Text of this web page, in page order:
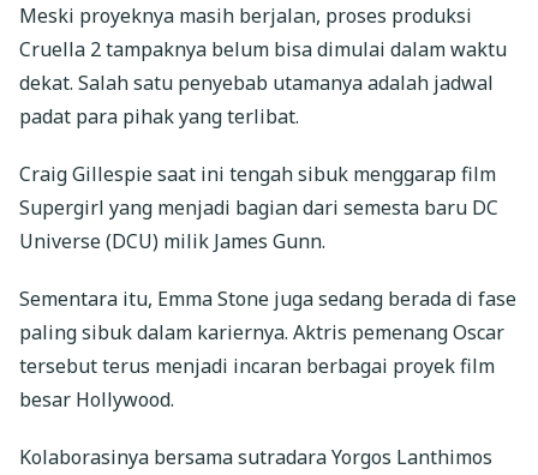
Meski proyeknya masih berjalan, proses produksi
Cruella 2 tampaknya belum bisa dimulai dalam waktu
dekat. Salah satu penyebab utamanya adalah jadwal
padat para pihak yang terlibat.
Craig Gillespie saat ini tengah sibuk menggarap film
Supergirl yang menjadi bagian dari semesta baru DC
Universe (DCU) milik James Gunn.
Sementara itu, Emma Stone juga sedang berada di fase
paling sibuk dalam kariernya. Aktris pemenang Oscar
tersebut terus menjadi incaran berbagai proyek film
besar Hollywood.
Kolaborasinya bersama sutradara Yorgos Lanthimos